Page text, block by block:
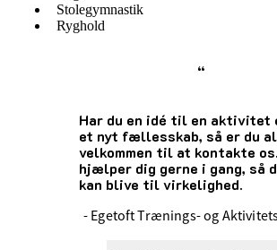
Stolegymnastik
Ryghold
“
Har du en idé til en aktivitet
et nyt fællesskab, så er du
velkommen til at kontakte
hjælper dig gerne i gang, så
kan blive til virkelighed.
- Egetoft Trænings- og